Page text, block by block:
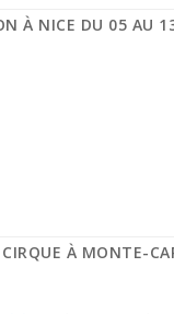
À NICE DU 05 AU
À MONTE-